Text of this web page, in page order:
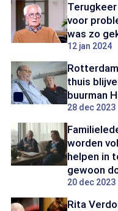
voor
was zo
12 jan 2024
thuis
buurman
28 dec 2023
worden
helpen in
gewoon
20 dec 2023
Rita